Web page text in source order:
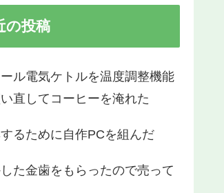
の投稿
ル電気ケトルを温度調整機能
直してコーヒーを淹れた
るために自作PCを組んだ
た金歯をもらったので売って